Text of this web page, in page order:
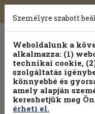
Toggle
navigation
Hobbi
Személyre szabott
Weboldalunk a
alkalmazza: (1)
technikai cookie,
szolgáltatás
könnyebbé és
amely alapján
kereshetjük meg
érheti el.